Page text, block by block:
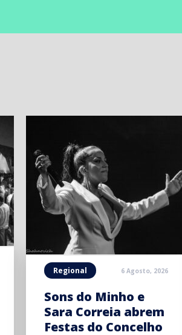
Regional 6 Agosto, 2026
Sons do Minho e
Sara Correia abrem
Festas do Concelho